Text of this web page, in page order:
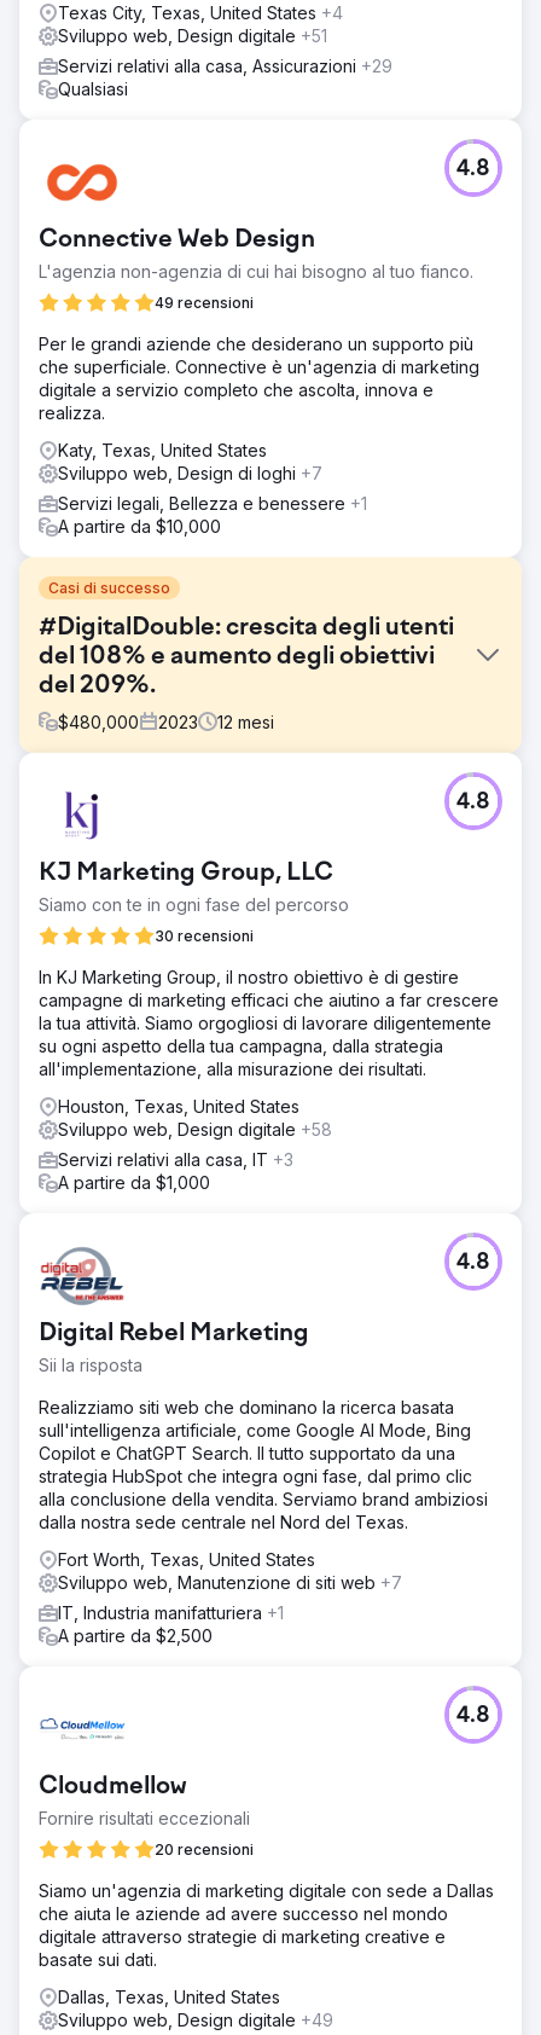
Texas City, Texas, United States +4
Sviluppo web, Design digitale +51
Servizi relativi alla casa, Assicurazioni +29
Qualsiasi
Connective Web Design
L'agenzia non-agenzia di cui hai bisogno al tuo fianco.
49 recensioni
4.8
Per le grandi aziende che desiderano un supporto più
che superficiale. Connective è un'agenzia di marketing
digitale a servizio completo che ascolta, innova e
realizza.
Katy, Texas, United States
Sviluppo web, Design di loghi +7
Servizi legali, Bellezza e benessere +1
A partire da $10,000
Casi di successo
#DigitalDouble: crescita degli utenti
del 108% e aumento degli obiettivi
del 209%.
$480,000 2023 12 mesi
Un'azienda B2C aveva bisogno di raddoppiare la propria
base utenti e aumentare le conversioni in un mercato
l'obiettivo era migliorare la propria presenza digitale per
attrarre e fidelizzare i clienti in modo più efficace
Soluzione
attenzione all'ottimizzazione dell'esperienza utente e al
marketing mirato. Rinnovato il sito web e utilizzato l'analisi
dei dati per personalizzare le campagne, con l'obiettivo
di aumentare la base utenti e i tassi di conversione.
La base utenti è aumentata del 108% a 56.000, il
completamento degli obiettivi è aumentato del 209% a
2.945 e il tasso di conversione è aumentato del 46% al
4,18%. Questi miglioramenti digitali strategici hanno
KJ Marketing Group, LLC
Siamo con te in ogni fase del percorso
30 recensioni
4.8
In KJ Marketing Group, il nostro obiettivo è di gestire
campagne di marketing efficaci che aiutino a far crescere
la tua attività. Siamo orgogliosi di lavorare diligentemente
su ogni aspetto della tua campagna, dalla strategia
all'implementazione, alla misurazione dei risultati.
Houston, Texas, United States
Sviluppo web, Design digitale +58
Servizi relativi alla casa, IT +3
A partire da $1,000
Digital Rebel Marketing
Sii la risposta
4.8
Realizziamo siti web che dominano la ricerca basata
sull'intelligenza artificiale, come Google AI Mode, Bing
Copilot e ChatGPT Search. Il tutto supportato da una
strategia HubSpot che integra ogni fase, dal primo clic
alla conclusione della vendita. Serviamo brand ambiziosi
dalla nostra sede centrale nel Nord del Texas.
Fort Worth, Texas, United States
Sviluppo web, Manutenzione di siti web +7
IT, Industria manifatturiera +1
A partire da $2,500
Cloudmellow
Fornire risultati eccezionali
20 recensioni
4.8
Siamo un'agenzia di marketing digitale con sede a Dallas
che aiuta le aziende ad avere successo nel mondo
digitale attraverso strategie di marketing creative e
basate sui dati.
Dallas, Texas, United States
Sviluppo web, Design digitale +49